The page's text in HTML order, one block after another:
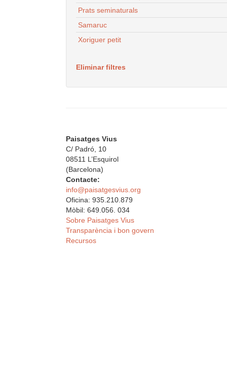
Prats seminaturals
Samaruc
Xoriguer petit
Eliminar filtres
Paisatges Vius
C/ Padró, 10
08511 L’Esquirol
(Barcelona)
Contacte:
info@paisatgesvius.org
Oficina: 935.210.879
Mòbil: 649.056. 034
Sobre Paisatges Vius
Transparència i bon govern
Recursos